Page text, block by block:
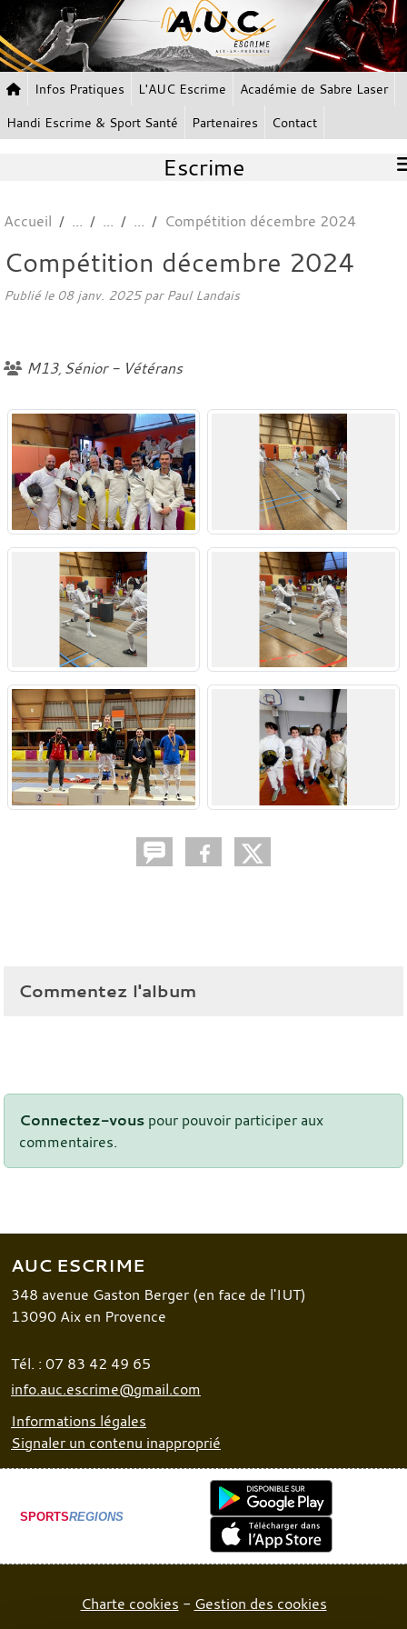
Infos Pratiques L'AUC Escrime
Académie de Sabre Laser
Handi Escrime & Sport Santé
Partenaires Contact
Escrime
Accueil Compétition décembre 2024
Compétition décembre 2024
Publié le 08 janv. 2025par Paul Landais
M13 Sénior - Vétérans
Commentez l'album
Connectez-vous pour pouvoir participer aux
commentaires.
AUC ESCRIME
348 avenue Gaston Berger (en face de l'IUT)
13090 Aix en Provence
Tél. : 07 83 42 49 65
info.auc.escrime@gmail.com
Informations légales
Signaler un contenu inapproprié
SPORTSREGIONS
Charte cookies Gestion des cookies
Panneau de gestion des cookies